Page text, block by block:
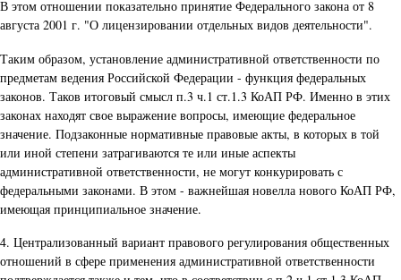
В этом отношении показательно принятие Федерального закона от 8
августа 2001 г. "О лицензировании отдельных видов деятельности".
Таким образом, установление административной ответственности по
предметам ведения Российской Федерации - функция федеральных
законов. Таков итоговый смысл п.3 ч.1 ст.1.3 КоАП РФ. Именно в этих
законах находят свое выражение вопросы, имеющие федеральное
значение. Подзаконные нормативные правовые акты, в которых в той
или иной степени затрагиваются те или иные аспекты
административной ответственности, не могут конкурировать с
федеральными законами. В этом - важнейшая новелла нового КоАП РФ,
имеющая принципиальное значение.
4. Централизованный вариант правового регулирования общественных
отношений в сфере применения административной ответственности